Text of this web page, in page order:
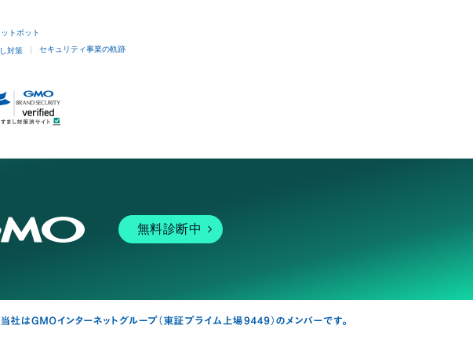
トボット
対策 セキュリティ事業の軌跡
無料診断中